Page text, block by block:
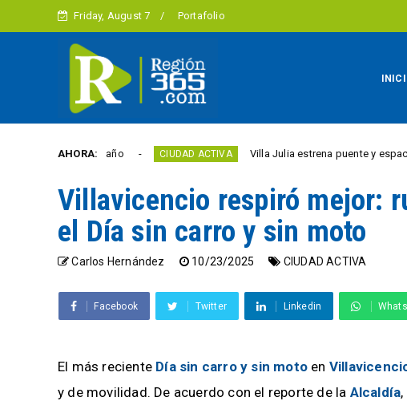
Friday, August 7 Portafolio
AHORA:CIUDAD ACTIVA Villa Julia estrena puente y espacios
Villavicencio respiró mejor:
el Día sin carro y sin moto
Carlos Hernández 10/23/2025 CIUDAD ACTIVA
Facebook Twitter Linkedin
El más reciente Día sin carro y sin moto en
y de movilidad. De acuerdo con el reporte de la Alcaldía